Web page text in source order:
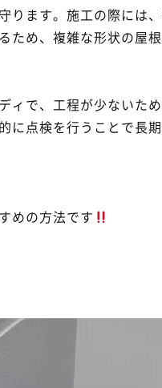
ります。施工の際には
ため、複雑な形状の屋根
ィで、工程が少ないた
に点検を行うことで長
めの方法です